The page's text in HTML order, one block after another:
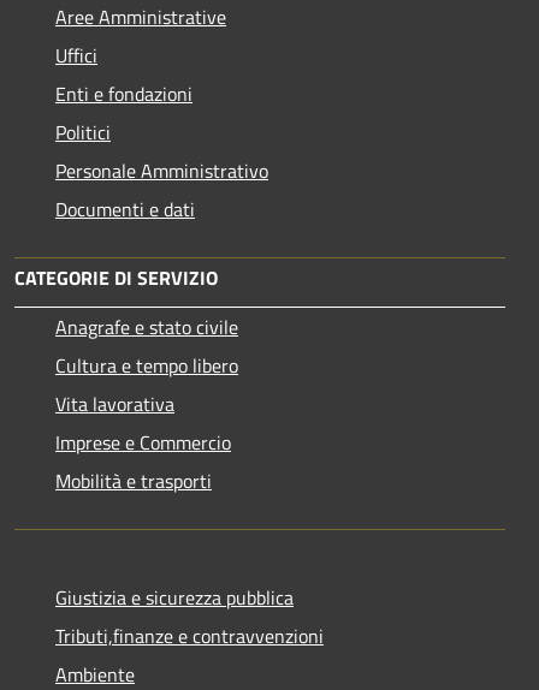
Aree Amministrative
Uffici
Enti e fondazioni
Politici
Personale Amministrativo
Documenti e dati
CATEGORIE DI SERVIZIO
Anagrafe e stato civile
Cultura e tempo libero
Vita lavorativa
Imprese e Commercio
Mobilità e trasporti
Giustizia e sicurezza pubblica
Tributi,finanze e contravvenzioni
Ambiente